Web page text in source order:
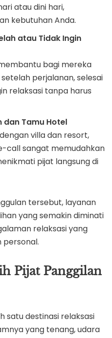
atau dini hari,
kebutuhan Anda.
atau Tidak Ingin
bagi mereka
perjalanan, selesai
relaksasi tanpa harus
dan Tamu Hotel
villa dan resort,
call sangat memudahkan
pijat langsung di
tersebut, layanan
yang semakin diminati
relaksasi yang
personal.
Pijat Panggilan
satu destinasi relaksasi
yang tenang, udara